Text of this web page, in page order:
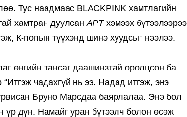
Тус наадмаас BLACKPINK хамтлагийн
хамтран дуулсанAPT хэмээх бүтээлээрээ
К-попын түүхэнд шинэ хуудсыг нээлээ.
өнгийн тансаг даашинзтай оролцсон ба
чадахгүй нь ээ. Надад итгэж, энэ
Бруно Марсдаа баярлалаа. Энэ бол
дүн. Намайг уран бүтээлч болон өсөж